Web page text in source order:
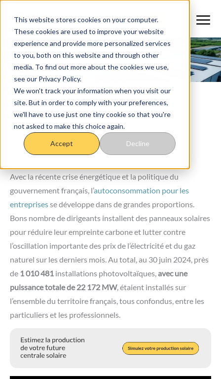
This website stores cookies on your computer.
These cookies are used to improve your website
experience and provide more personalized services
to you, both on this website and through other
media. To find out more about the cookies we use,
see our Privacy Policy.
We won't track your information when you visit our
site. But in order to comply with your preferences,
we'll have to use just one tiny cookie so that you're
not asked to make this choice again.
Accept Decline
contenu
Accueil > Blog > Autoconsommation pour les entreprises
Autoconsommation pour les
entreprises
25/08/2025
Avec la récente crise énergétique et la politique du
gouvernement français, l’autoconsommation pour les
entreprisesse développe dans de grandes proportions.
Bons nombre de dirigeants installent des panneaux solaires
pour réduire leur empreinte carbone et lutter contre
l’oscillation importante des prix de l’électricité et du gaz
naturel sur les derniers mois. Au total, au 30 juin 2024, près
de 1 010 481 installations photovoltaïques, avec une
puissance totale de 22 172 MW, étaient installés sur
l’ensemble du territoire français, tous confondus, entre les
particuliers et les professionnels.